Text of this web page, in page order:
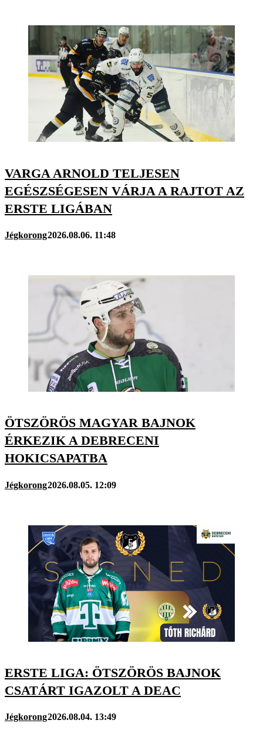
VARGA ARNOLD TELJESEN
EGÉSZSÉGESEN VÁRJA A RAJTOT AZ
ERSTE LIGÁBAN
Jégkorong2026.08.06. 11:48
ÖTSZÖRÖS MAGYAR BAJNOK
ÉRKEZIK A DEBRECENI
HOKICSAPATBA
Jégkorong2026.08.05. 12:09
ERSTE LIGA: ÖTSZÖRÖS BAJNOK
CSATÁRT IGAZOLT A DEAC
Jégkorong2026.08.04. 13:49